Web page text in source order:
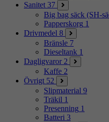
Sanitet 37
Big bag säck (SH-
Papperskorg 1
Drivmedel 8
Bränsle 7
Dieseltank 1
Dagligvaror 2
Kaffe 2
Övrigt 52
Slipmaterial 9
Träkil 1
Presenning 1
Batteri 3